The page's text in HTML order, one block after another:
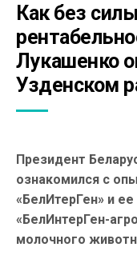
Как без
Лукашенко
Узденском
Президент
ознакомился с
«БелИтерГен» и
«БелИнтерГен-
молочного